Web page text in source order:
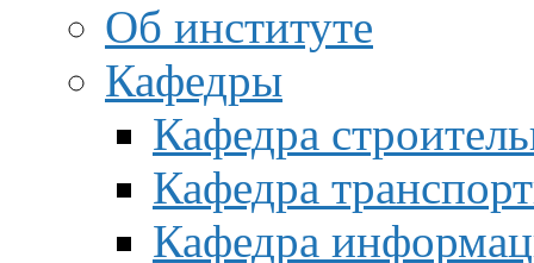
Об институте
Кафедры
Кафедра
Кафедра
Кафедра